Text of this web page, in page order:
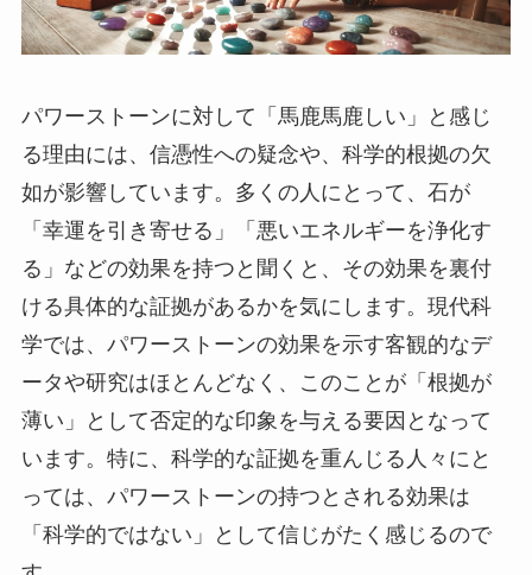
パワーストーンに対して「馬鹿馬鹿しい」と感じ
る理由には、信憑性への疑念や、科学的根拠の欠
如が影響しています。多くの人にとって、石が
「幸運を引き寄せる」「悪いエネルギーを浄化す
る」などの効果を持つと聞くと、その効果を裏付
ける具体的な証拠があるかを気にします。現代科
学では、パワーストーンの効果を示す客観的なデ
ータや研究はほとんどなく、このことが「根拠が
薄い」として否定的な印象を与える要因となって
います。特に、科学的な証拠を重んじる人々にと
っては、パワーストーンの持つとされる効果は
「科学的ではない」として信じがたく感じるので